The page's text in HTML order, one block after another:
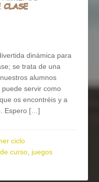
dinámica para
se trata de una
alumnos
servir como
os encontréis y a
Espero […]
ciclo
curso, juegos